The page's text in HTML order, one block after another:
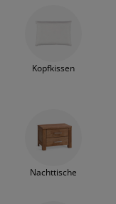
Kopfkissen
Nachttische